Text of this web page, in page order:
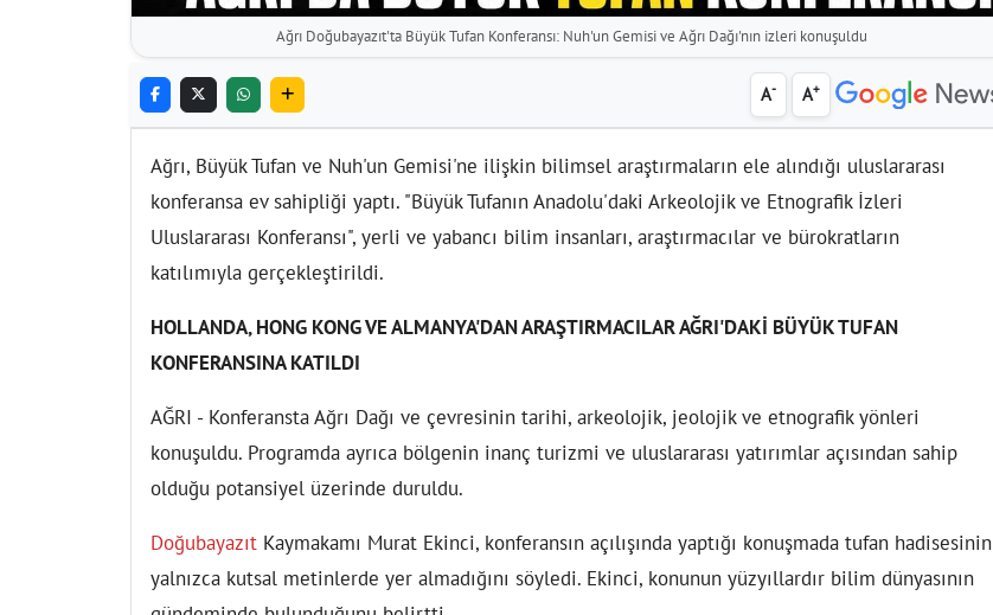
Ağrı Doğubayazıt'ta Büyük Tufan Konferansı: Nuh'un Gemisi ve Ağrı Dağı'nın izleri konuşuldu
A- A+
Ağrı, Büyük Tufan ve Nuh'un Gemisi'ne ilişkin bilimsel araştırmaların ele alındığı uluslararası
konferansa ev sahipliği yaptı. "Büyük Tufanın Anadolu'daki Arkeolojik ve Etnografik İzleri
Uluslararası Konferansı", yerli ve yabancı bilim insanları, araştırmacılar ve bürokratların
katılımıyla gerçekleştirildi.
HOLLANDA, HONG KONG VE ALMANYA'DAN ARAŞTIRMACILAR AĞRI'DAKİ BÜYÜK TUFAN
KONFERANSINA KATILDI
AĞRI - Konferansta Ağrı Dağı ve çevresinin tarihi, arkeolojik, jeolojik ve etnografik yönleri
konuşuldu. Programda ayrıca bölgenin inanç turizmi ve uluslararası yatırımlar açısından sahip
olduğu potansiyel üzerinde duruldu.
Doğubayazıt Kaymakamı Murat Ekinci, konferansın açılışında yaptığı konuşmada tufan hadisesinin
yalnızca kutsal metinlerde yer almadığını söyledi. Ekinci, konunun yüzyıllardır bilim dünyasının